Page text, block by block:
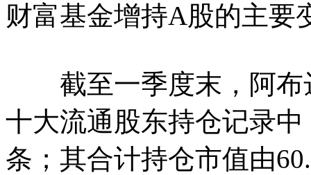
财富基金增持A股的主要
截至一季度末，阿布
十大流通股东持仓记录
条；其合计持仓市值由